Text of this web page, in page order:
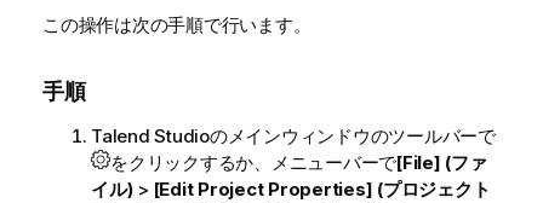
この操作は次の手順で行います。
手順
Talend Studioのメインウィンドウのツールバーで
をクリックするか、メニューバーで[File] (ファ
イル)> [Edit Project Properties] (プロジェクト